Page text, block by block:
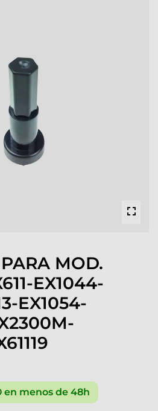
MOD.
EX1044-
EX1054-
en menos de 48h